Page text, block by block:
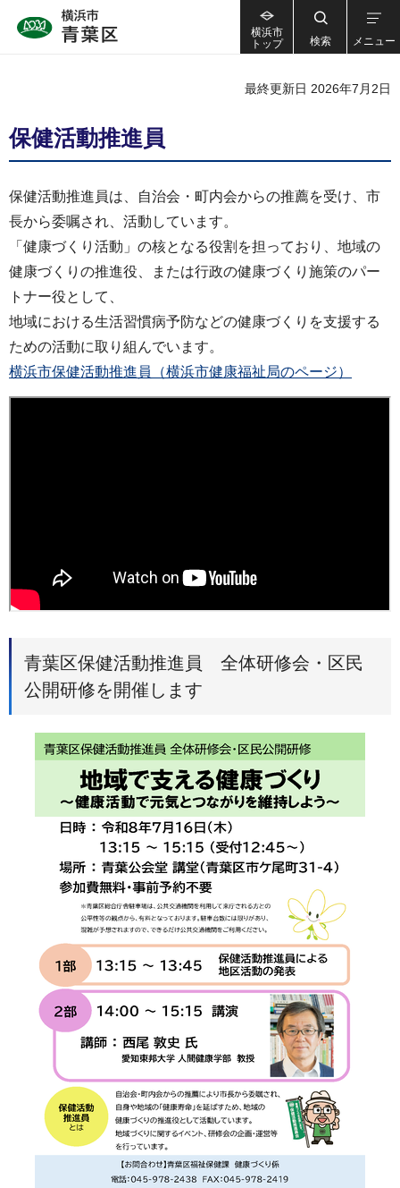
横浜市
トップ
検索 メニュー
最終更新日 2026年7月2日
保健活動推進員
保健活動推進員は、自治会・町内会からの推薦を受け、市
長から委嘱され、活動しています。
「健康づくり活動」の核となる役割を担っており、地域の
健康づくりの推進役、または行政の健康づくり施策のパー
トナー役として、
地域における生活習慣病予防などの健康づくりを支援する
ための活動に取り組んでいます。
横浜市保健活動推進員（横浜市健康福祉局のページ）
青葉区保健活動推進員 全体研修会・区民
公開研修を開催します